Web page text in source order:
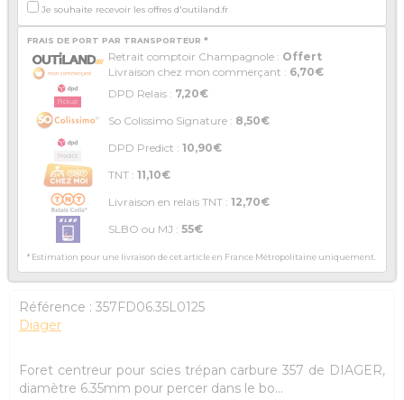
Je souhaite recevoir les offres d'outiland.fr
FRAIS DE PORT PAR TRANSPORTEUR *
Retrait comptoir Champagnole : Offert
Livraison chez mon commerçant : 6,70€
DPD Relais : 7,20€
So Colissimo Signature : 8,50€
DPD Predict : 10,90€
TNT : 11,10€
Livraison en relais TNT : 12,70€
SLBO ou MJ : 55€
* Estimation pour une livraison de cet article en France Métropolitaine uniquement.
Référence : 357FD06.35L0125
Diager
Foret centreur pour scies trépan carbure 357 de DIAGER,
diamètre 6.35mm pour percer dans le bo...